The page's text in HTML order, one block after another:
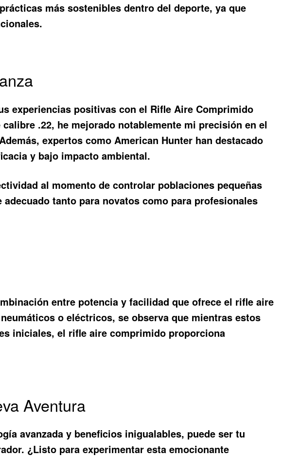
más sostenibles dentro del deporte, ya que
experiencias positivas con el Rifle Aire Comprimido
.22, he mejorado notablemente mi precisión en el
expertos como American Hunter han destacado
y bajo impacto ambiental.
al momento de controlar poblaciones pequeñas
tanto para novatos como para profesionales
entre potencia y facilidad que ofrece el rifle aire
o eléctricos, se observa que mientras estos
iniciales, el rifle aire comprimido proporciona
Aventura
avanzada y beneficios inigualables, puede ser tu
¿Listo para experimentar esta emocionante